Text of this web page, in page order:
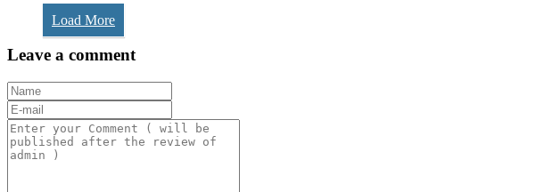
Load More
Leave a comment